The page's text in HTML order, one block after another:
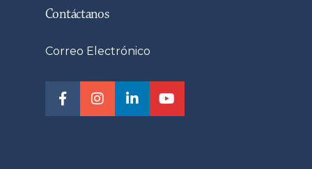
Contáctanos
Correo Electrónico